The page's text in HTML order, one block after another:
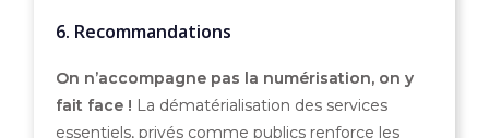
6. Recommandations
On n’accompagne pas la numérisation, on y
fait face ! La dématérialisation des services
essentiels, privés comme publics renforce les